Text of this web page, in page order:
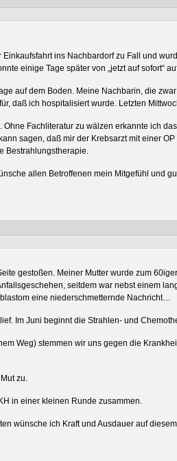
ins Nachbardorf zu Fall und
einige Tage später von „jetzt auf sofort“
auf dem Boden. Meine Nachbarin, die
daß ich hospitalisiert wurde. Letzten
Fachliteratur zu wälzen erkannte ich
sagen, daß mir der Krebsarzt mit einer
Bestrahlungstherapie.
allen Betroffenen mein Mitgefühl und
gestoßen. Meiner Mutter wurde zum
seitdem war nebst einem
eine niederschmetternde Nachricht…
Im Juni beginnt die Strahlen- und
Weg) stemmen wir uns gegen die
zu.
in einer kleinen Runde zusammen.
wünsche ich Kraft und Ausdauer auf